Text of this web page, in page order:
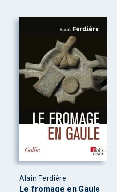
Alain Ferdière
Le fromage en Gaule